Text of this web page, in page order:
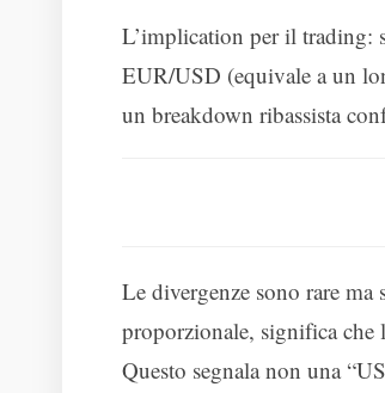
L’implication per il trading:
EUR/USD (equivale a un
un breakdown ribassista
Le divergenze sono rare
proporzionale, significa che
Questo segnala non una